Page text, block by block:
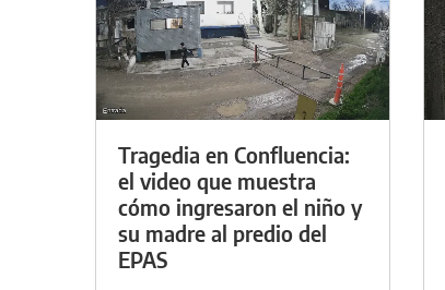
Tragedia en Confluencia:
el video que muestra
cómo ingresaron el niño y
su madre al predio del
EPAS